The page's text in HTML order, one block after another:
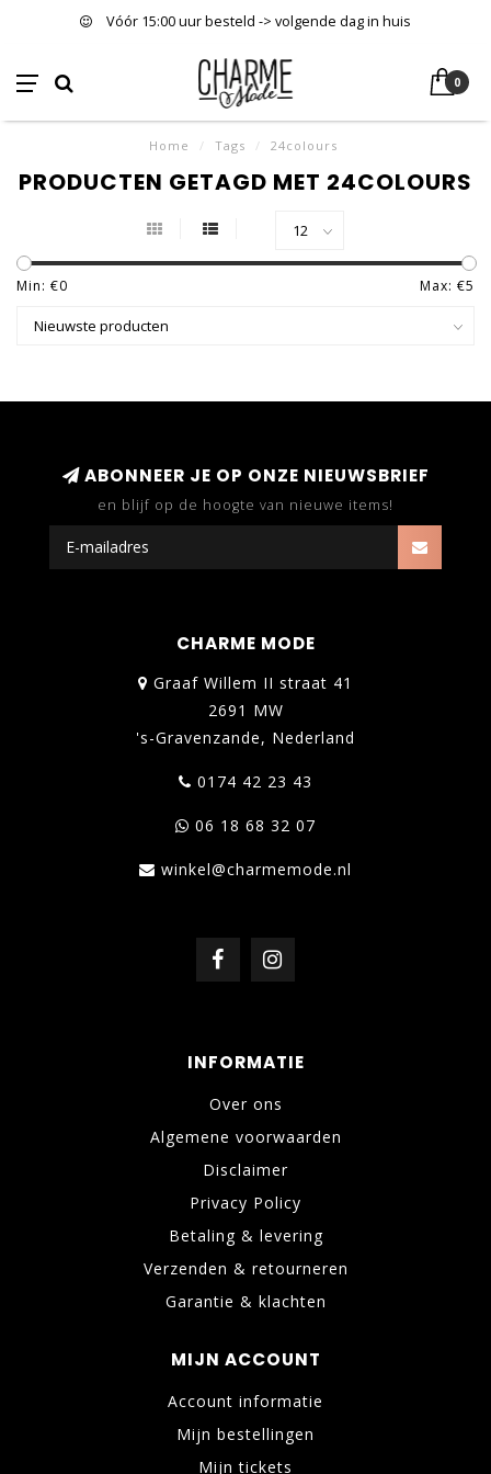
Vóór 15:00 uur besteld -> volgende dag in huis
0
Home / Tags / 24colours
PRODUCTEN GETAGD MET 24COLOURS
Min: €0 Max: €5
ABONNEER JE OP ONZE NIEUWSBRIEF
en blijf op de hoogte van nieuwe items!
CHARME MODE
Graaf Willem II straat 41
2691 MW
's-Gravenzande, Nederland
0174 42 23 43
06 18 68 32 07
winkel@charmemode.nl
INFORMATIE
Over ons
Algemene voorwaarden
Disclaimer
Privacy Policy
Betaling & levering
Verzenden & retourneren
Garantie & klachten
MIJN ACCOUNT
Account informatie
Mijn bestellingen
Mijn tickets